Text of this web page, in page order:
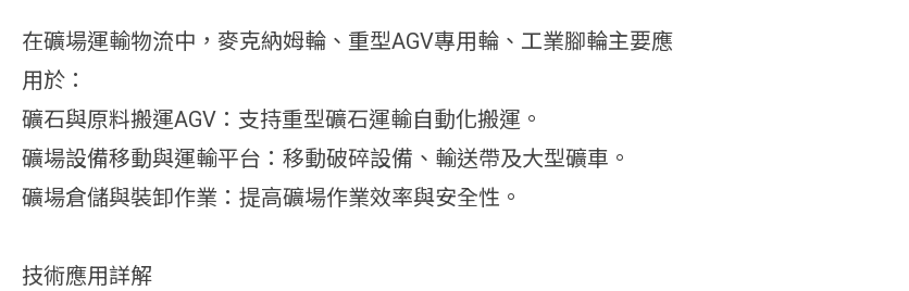
在礦場運輸物流中，麥克納姆輪、重型AGV專用輪、工業腳輪主要應
用於：
礦石與原料搬運AGV：支持重型礦石運輸自動化搬運。
礦場設備移動與運輸平台：移動破碎設備、輸送帶及大型礦車。
礦場倉儲與裝卸作業：提高礦場作業效率與安全性。
技術應用詳解